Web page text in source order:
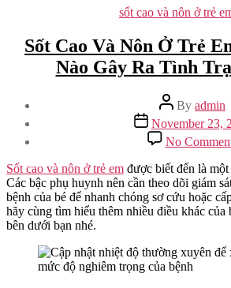
Categories
sốt cao và nôn ở trẻ
Sốt Cao Và Nôn Ở Trẻ
Nào Gây Ra Tình
Post
author
By admin
Post
date
November 23,
No
Sốt cao và nôn ở trẻ em được biết đến là
Các bậc phụ huynh nên cần theo dõi giám
bệnh của bé để nhanh chóng sơ cứu hoặc
hãy cùng tìm hiểu thêm nhiều điều khác của
bên dưới bạn nhé.